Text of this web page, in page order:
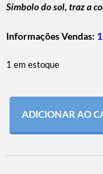
Símbolo do sol, traz a
Informações Vendas:
1 em estoque
ADICIONAR AO